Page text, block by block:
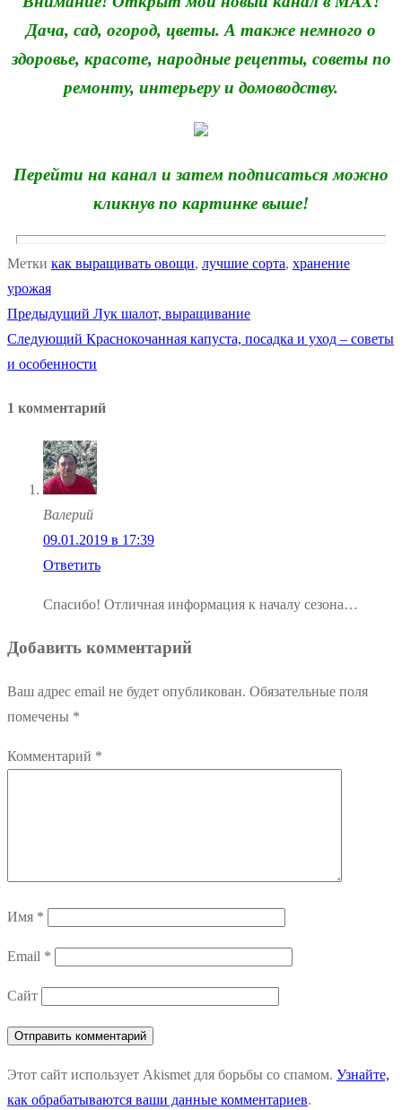
Дача, сад, огород, цветы. А также немного о
здоровье, красоте, народные рецепты, советы по
ремонту, интерьеру и домоводству.
Перейти на канал и затем подписаться можно
кликнув по картинке выше!
Метки как выращивать овощи, лучшие сорта, хранение
урожая
Навигация
по
Предыдущий Предыдущая
запись:
Лук шалот, выращивание
Следующий Следующая
запись:
Краснокочанная капуста, посадка и уход – советы
и особенности
1 комментарий
Валерий
09.01.2019 в 17:39
Ответить
Спасибо! Отличная информация к началу сезона…
Добавить комментарий
Ваш адрес email не будет опубликован. Обязательные поля
помечены *
Комментарий *
Имя *
Email *
Сайт
Этот сайт использует Akismet для борьбы со спамом. Узнайте,
как обрабатываются ваши данные комментариев.